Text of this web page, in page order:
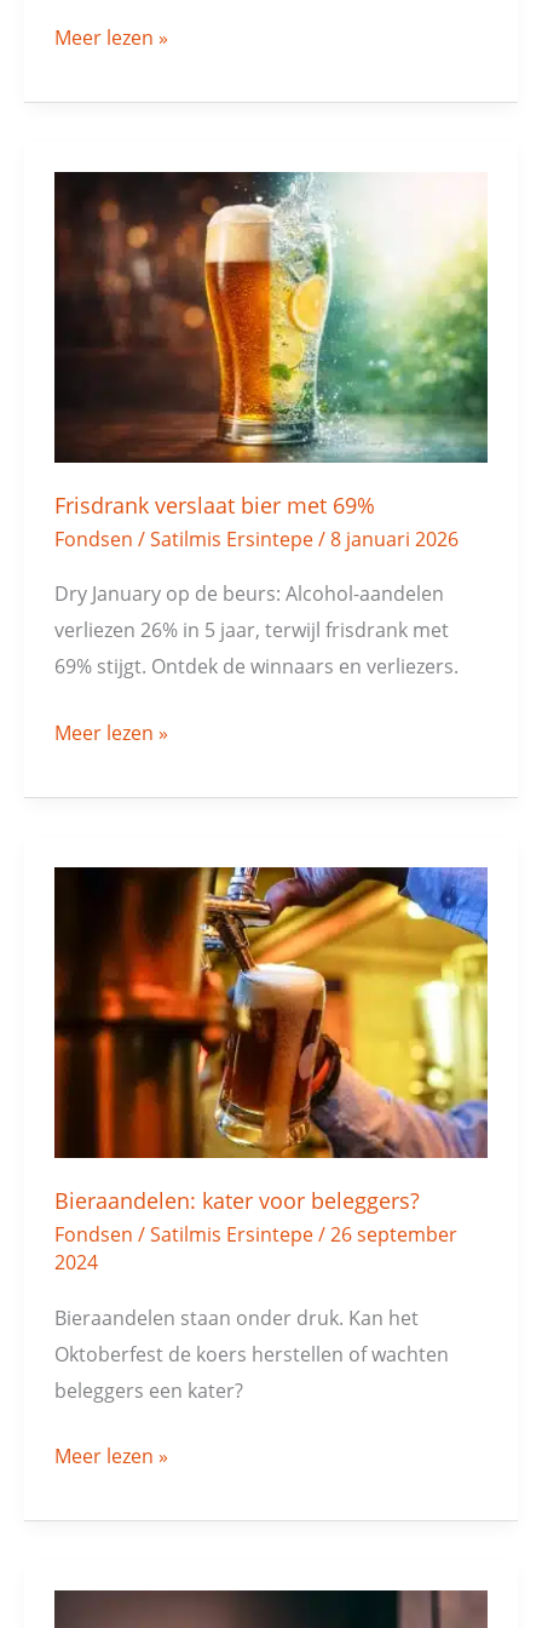
Meer lezen »
Frisdrank verslaat bier met 69%
Fondsen /Satilmis Ersintepe/8 januari 2026
Dry January op de beurs: Alcohol-aandelen
verliezen 26% in 5 jaar, terwijl frisdrank met
69% stijgt. Ontdek de winnaars en verliezers.
Frisdrank
verslaat
met
Meer lezen »
Bieraandelen: kater voor beleggers?
Fondsen /Satilmis Ersintepe/26 september
2024
Bieraandelen staan onder druk. Kan het
Oktoberfest de koers herstellen of wachten
beleggers een kater?
Bieraandelen:
voor
beleggers?
Meer lezen »